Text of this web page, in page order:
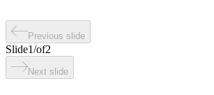
Previous slide
Slide1/of2
Next slide